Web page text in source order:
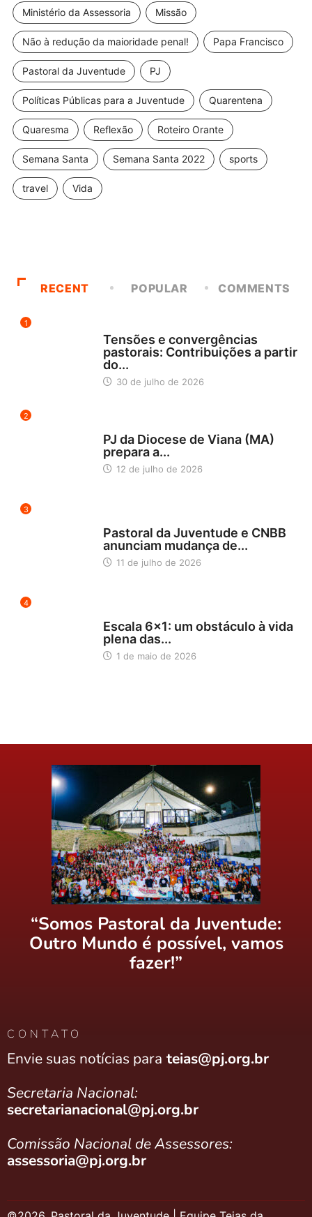
Ministério da Assessoria Missão
Não à redução da maioridade penal! Papa Francisco
Pastoral da Juventude PJ
Políticas Públicas para a Juventude Quarentena
Quaresma Reflexão Roteiro Orante
Semana Santa Semana Santa 2022 sports
travel Vida
RECENT POPULAR COMMENTS
1
Tensões e convergências
pastorais: Contribuições a partir
do...
30 de julho de 2026
2
PJ da Diocese de Viana (MA)
prepara a...
12 de julho de 2026
3
Pastoral da Juventude e CNBB
anunciam mudança de...
11 de julho de 2026
4
Escala 6×1: um obstáculo à vida
plena das...
1 de maio de 2026
“Somos Pastoral da Juventude:
Outro Mundo é possível, vamos
fazer!”
CONTATO
Envie suas notícias para teias@pj.org.br
Secretaria Nacional:
secretarianacional@pj.org.br
Comissão Nacional de Assessores:
assessoria@pj.org.br